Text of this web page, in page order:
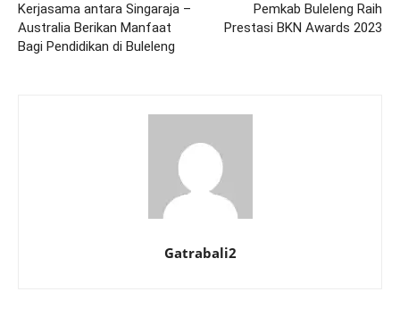
Kerjasama antara Singaraja –
Australia Berikan Manfaat
Bagi Pendidikan di Buleleng
Pemkab Buleleng Raih
Prestasi BKN Awards 2023
Gatrabali2